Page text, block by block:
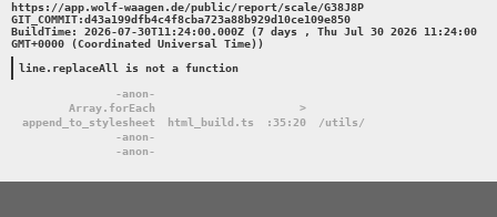
https://app.wolf-waagen.de/public/report/scale/G38J8P
GIT_COMMIT:d43a199dfb4c4f8cba723a88b929d10ce109e850
BuildTime: 2026-07-30T11:24:00.000Z (7 days , Thu Jul 30 2026 11:24:00
GMT+0000 (Coordinated Universal Time))
line.replaceAll is not a function
-anon-
Array.forEach
>
append_to_stylesheet
html_build.ts :35:20
/utils/
-anon-
-anon-